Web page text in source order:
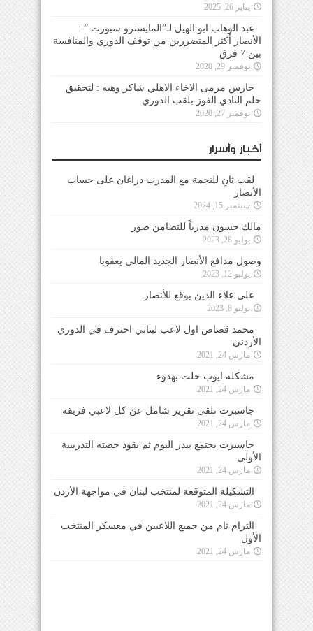
يناير 26, 2025
عبد الوهاب ابو الهيل لـ”المايسترو سبورت ” :
الأنصار أكثر المتضررين من توقف الدوري والمنافسة
بين 7 فرق
نوفمبر 29, 2020
حارس مرمى الاخاء الاهلي شاكر وهبه : لتحقيق
حلم النادي الفوز بلقب الدوري
نوفمبر 27, 2020
أخبار وأسرار
لقب ثانٍ للنجمة مع المدرب دراغان على حساب
الأنصار
سبتمبر 15, 2024
مالك حسون مدرباً للتضامن صور
يوليو 28, 2023
وصول مدافع الأنصار الجديد المالي يعقوبا
يوليو 12, 2023
علي علاء الدين يوقع للأنصار
يوليو 8, 2023
محمد قصاص اول لاعب لبناني احترف في الدوري
الأردني
مارس 24, 2021
مشكلة ايوب حلت بهدوء
مارس 24, 2021
جاسبرت تلقى تقرير شامل عن كل لاعبي فريقه
مارس 24, 2021
جاسبرت يجتمع ببدر اليوم ثم يقود حصته التدريبية
الأولى
مارس 24, 2021
التشكيلة المتوقعة لمنتخب لبنان في مواجهة الأردن
مارس 24, 2021
التزام تام من جميع اللاعبين في معسكر المنتخب
الأول
مارس 24, 2021